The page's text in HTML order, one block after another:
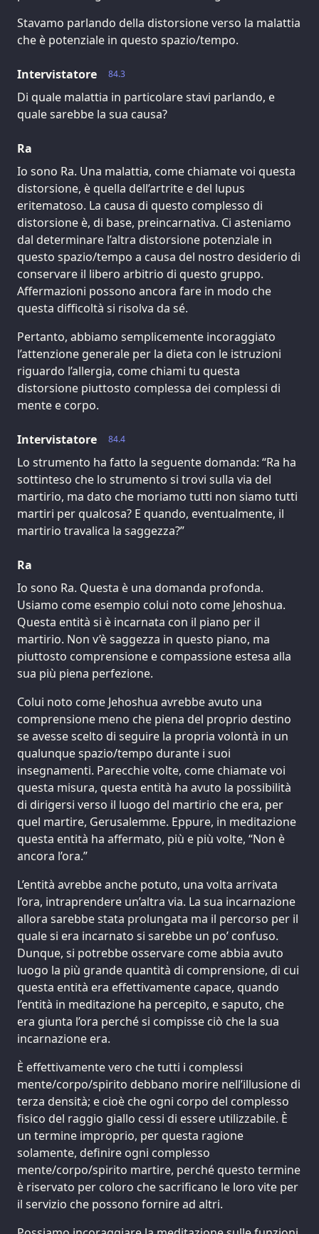
Stavamo parlando della distorsione verso la malattia
che è potenziale in questo spazio/tempo.
84.3
Intervistatore
Di quale malattia in particolare stavi parlando, e
quale sarebbe la sua causa?
Ra
Io sono Ra. Una malattia, come chiamate voi questa
distorsione, è quella dell’artrite e del lupus
eritematoso. La causa di questo complesso di
distorsione è, di base, preincarnativa. Ci asteniamo
dal determinare l’altra distorsione potenziale in
questo spazio/tempo a causa del nostro desiderio di
conservare il libero arbitrio di questo gruppo.
Affermazioni possono ancora fare in modo che
questa difficoltà si risolva da sé.
Pertanto, abbiamo semplicemente incoraggiato
l’attenzione generale per la dieta con le istruzioni
riguardo l’allergia, come chiami tu questa
distorsione piuttosto complessa dei complessi di
mente e corpo.
84.4
Intervistatore
Lo strumento ha fatto la seguente domanda: “Ra ha
sottinteso che lo strumento si trovi sulla via del
martirio, ma dato che moriamo tutti non siamo tutti
martiri per qualcosa? E quando, eventualmente, il
martirio travalica la saggezza?”
Ra
Io sono Ra. Questa è una domanda profonda.
Usiamo come esempio colui noto come Jehoshua.
Questa entità si è incarnata con il piano per il
martirio. Non v’è saggezza in questo piano, ma
piuttosto comprensione e compassione estesa alla
sua più piena perfezione.
Colui noto come Jehoshua avrebbe avuto una
comprensione meno che piena del proprio destino
se avesse scelto di seguire la propria volontà in un
qualunque spazio/tempo durante i suoi
insegnamenti. Parecchie volte, come chiamate voi
questa misura, questa entità ha avuto la possibilità
di dirigersi verso il luogo del martirio che era, per
quel martire, Gerusalemme. Eppure, in meditazione
questa entità ha affermato, più e più volte, “Non è
ancora l’ora.”
L’entità avrebbe anche potuto, una volta arrivata
l’ora, intraprendere un’altra via. La sua incarnazione
allora sarebbe stata prolungata ma il percorso per il
quale si era incarnato si sarebbe un po’ confuso.
Dunque, si potrebbe osservare come abbia avuto
luogo la più grande quantità di comprensione, di cui
questa entità era effettivamente capace, quando
l’entità in meditazione ha percepito, e saputo, che
era giunta l’ora perché si compisse ciò che la sua
incarnazione era.
È effettivamente vero che tutti i complessi
mente/corpo/spirito debbano morire nell’illusione di
terza densità; e cioè che ogni corpo del complesso
fisico del raggio giallo cessi di essere utilizzabile. È
un termine improprio, per questa ragione
solamente, definire ogni complesso
mente/corpo/spirito martire, perché questo termine
è riservato per coloro che sacrificano le loro vite per
il servizio che possono fornire ad altri.